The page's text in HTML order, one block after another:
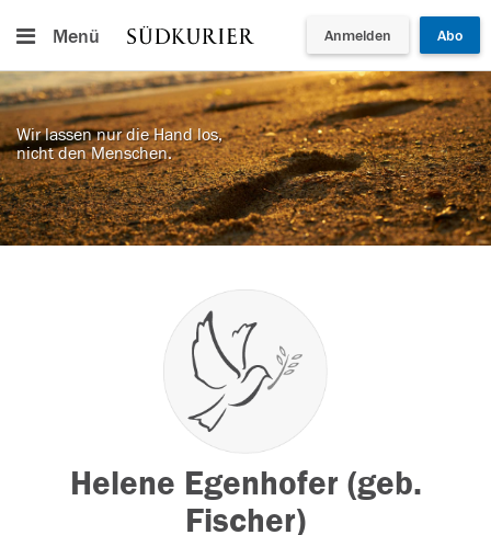
Menü Anmelden Abo
Wir lassen nur die Hand los,
nicht den Menschen.
Helene Egenhofer (geb.
Fischer)